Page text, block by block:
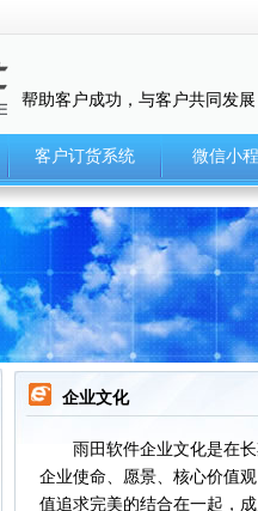
帮助客户成功，与客户共同发
客户订货系统 微信小
企业文化
雨田软件企业文化是在长
企业使命、愿景、核心价值
值追求完美的结合在一起，